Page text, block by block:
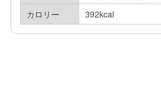
カロリー
392kcal